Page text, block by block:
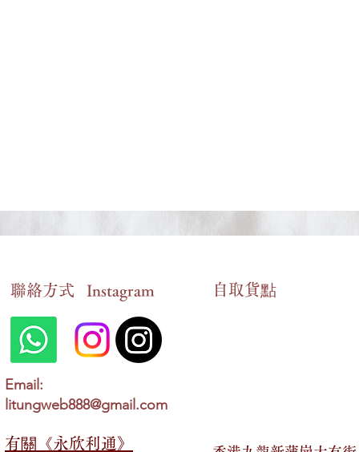
《左、右手與馬其頓方陣的練
成》如何用關鍵的微調改善生
意
​聯絡方式 Instagram
Email:
litungweb888@gmail.com
有關​​《永欣利通》
自​取貨點